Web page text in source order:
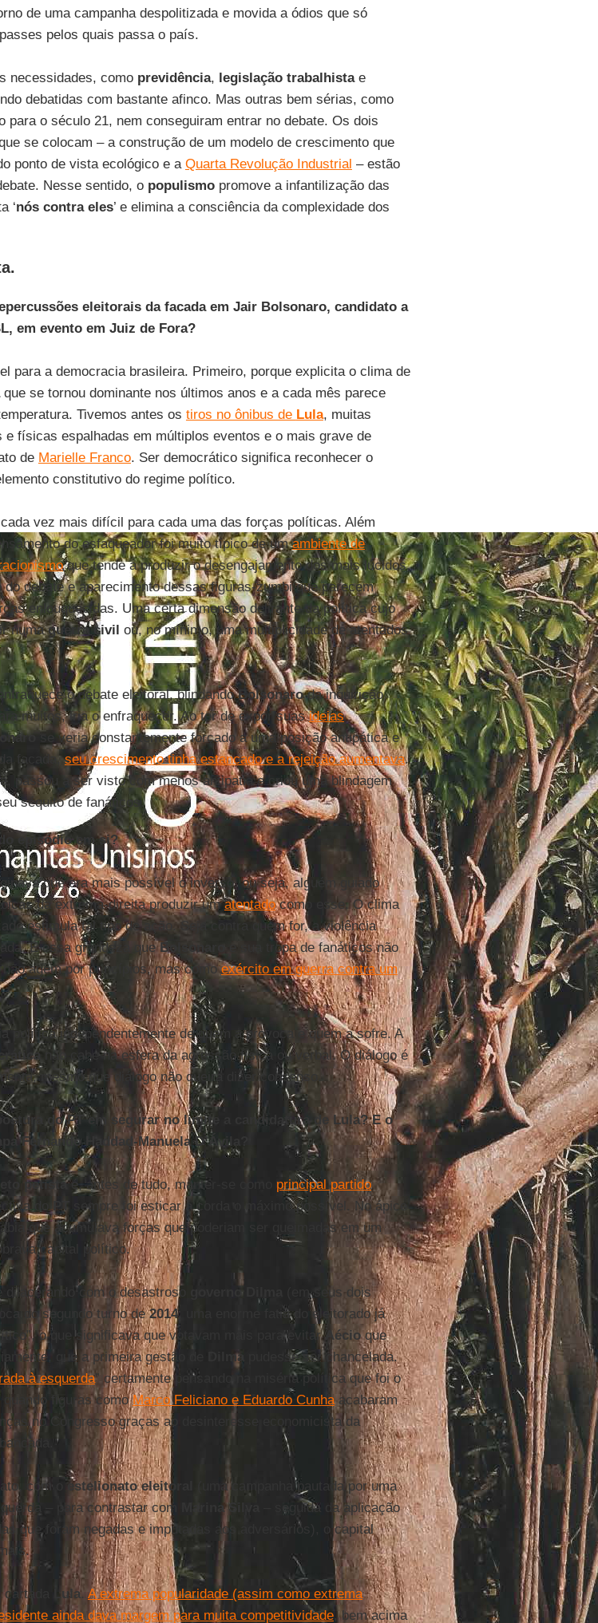
de uma campanha despolitizada e movida a ódios que só
pelos quais passa o país.
necessidades, como previdência, legislação trabalhistae
debatidas com bastante afinco. Mas outras bem sérias, como
para o século 21, nem conseguiram entrar no debate. Os dois
se colocam – a construção de um modelo de crescimento que
ponto de vista ecológico e a Quarta Revolução Industrial – estão
Nesse sentido, o populismopromove a infantilização das
‘nós contra eles’ e elimina a consciência da complexidade dos
eleitorais da facada em Jair Bolsonaro, candidato a
em evento em Juiz de Fora?
para a democracia brasileira. Primeiro, porque explicita o clima de
que se tornou dominante nos últimos anos e a cada mês parece
Tivemos antes os tiros no ônibus de Lula, muitas
e físicas espalhadas em múltiplos eventos e o mais grave de
de Marielle Franco. Ser democrático significa reconhecer o
constitutivo do regime político.
vez mais difícil para cada uma das forças políticas. Além
do esfaqueador foi muito típico de umambiente de
que tende a produzir o desengajamento dos mais lúcidos,
do debate e aparecimento dessas figuras-zumbi que parecem
enlouquecidas. Uma certa dimensão delirante da política cujo
numaguerra civil ou, no mínimo, uma multiplicidade de atentados
o debate eleitoral, blindandoBolsonaroda inquirição
muitos, iria o enfraquecer. Ao ter de expor suasideias
se veria constantemente forçado a uma posição antipática e
facada,seu crescimento tinha estancado e a rejeição aumentava.
passou a ser visto com menos antipatia e criou uma blindagem
séquito de fanáticos.
episódio em si?
que era mais possível o inverso, ou seja, alguém guiado
da extrema-direita produzir umatentadocomo esse. O clima
estimula tal tipo de ação. Seja contra quem for, a violência
É essa grandeza queBolsonaro
e sua tropa de fanáticos não
agem por princípios, mas comoexército em guerra contra um
política independentemente de quem a provoca e quem a sofre. A
não cabe na esfera da agressão física ou verbal. O diálogo é
mesmo que diálogo não queira dizer consenso.
do PT em segurar no limite a candidatura de Lula? E o
Fernando Haddad-Manuela D’Ávila?
petistaé, antes de tudo, manter-se como principal partido
doPT
sempre foi esticar a corda o máximo possível. No ápice
que acumulava forças que poderiam ser queimadas em um
capital político.
dilacerando com o desastroso governo Dilma
(em seus dois
do segundo turno de2014, uma enorme fatia do eleitorado já
o que significava que votavam mais para evitarAécioque
que a primeira gestão de
Dilma
pudesse ser chancelada.
à esquerda” certamente pensando na miséria política que foi o
quando figuras comoMarco Feliciano e Eduardo Cunhaacabaram
no Congresso graças ao desinteresse economicista da
bancada.
com o estelionato eleitoral
(uma campanha pautada por uma
– para contrastar com
Marina Silva
– seguida da aplicação
que foram negadas e imputadas aos adversários), o capital
cartada Lula. A extrema popularidade (assim como extrema
ainda dava margem para muita competitividade, bem acima